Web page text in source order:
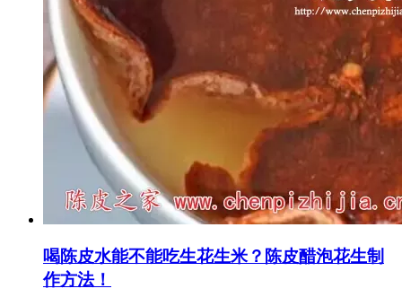
喝陈皮水能不能吃生花生米？陈皮醋泡花生制
作方法！